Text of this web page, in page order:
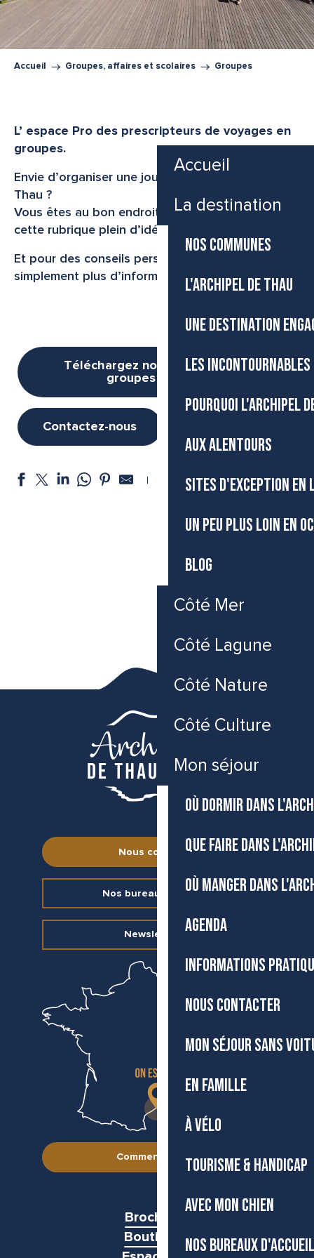
Accueil
La destination
NOS COMMUNES
L'ARCHIPEL DE THAU
UNE DESTINATION
LES
POURQUOI L'ARCHIPEL
AUX ALENTOURS
SITES D'EXCEPTION EN
UN PEU PLUS LOIN EN
BLOG
Côté Mer
Côté Lagune
Côté Nature
Côté Culture
Mon séjour
OÙ DORMIR DANS
QUE FAIRE DANS
OÙ MANGER DANS
AGENDA
INFORMATIONS
NOUS CONTACTER
MON SÉJOUR SANS
EN FAMILLE
À VÉLO
TOURISME & HANDICAP
AVEC MON CHIEN
NOS BUREAUX D'ACCUEIL
Accessibilité
Voir les favoris
Recherche
Accueil Groupes, affaires et scolaires Groupes
L’ espace Pro des prescripteurs de voyages en
groupes.
Envie d’organiser une journée en Archipel de
Thau ?
Vous êtes au bon endroit ! Vous trouverez dans
cette rubrique plein d’idées pour vos groupes;
Et pour des conseils personnalisés ou tout
simplement plus d’information, contactez-nous.
Téléchargez notre brochure
groupes 2026
Contactez-nous
Ajouter aux favoris
Hébergements
Visites gourmandes et culturelles
Découvertes bien-être
Visites guidées et express
Journées
Nous contacter
Nos bureaux d’accueil
Newsletter
Comment venir ?
Brochures
Boutiques